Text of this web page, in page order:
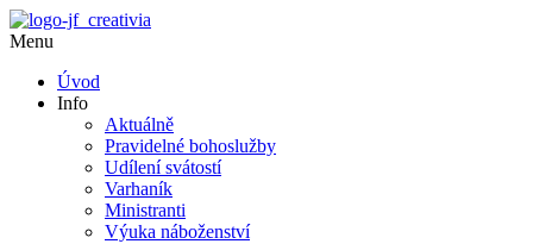
Menu
Úvod
Info
Aktuálně
Pravidelné bohoslužby
Udílení svátostí
Varhaník
Ministranti
Výuka náboženství